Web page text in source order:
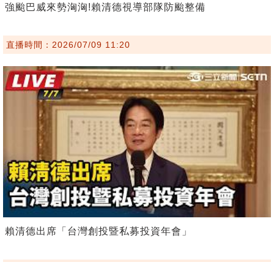
強颱巴威來勢洶洶!賴清德視導部隊防颱整備
直播時間：2026/07/09 11:20
賴清德出席「台灣創投暨私募投資年會」